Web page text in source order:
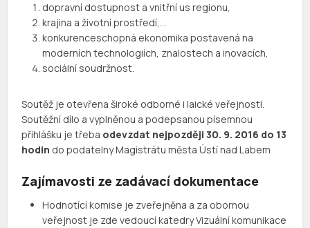
dopravní dostupnost a vnitřní us regionu,
krajina a životní prostředí,…
konkurenceschopná ekonomika postavená na
moderních technologiích, znalostech a inovacích,
sociální soudržnost.
Soutěž je otevřena široké odborné i laické veřejnosti.
Soutěžní dílo a vyplněnou a podepsanou písemnou
přihlášku je třeba odevzdat nejpozději 30. 9. 2016 do 13
hodin do podatelny Magistrátu města Ústí nad Labem
Zajímavosti ze zadávací dokumentace
Hodnotící komise je zveřejněna a za obornou
veřejnost je zde vedoucí katedry Vizuální komunikace